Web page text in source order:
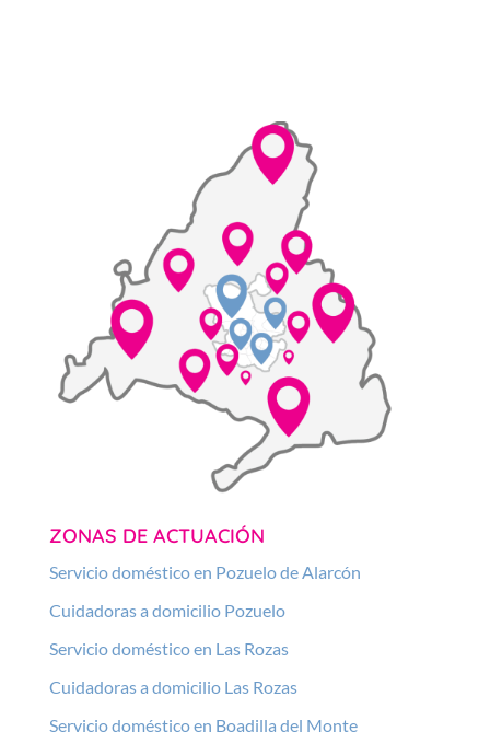
ZONAS DE ACTUACIÓN
Servicio doméstico en Pozuelo de Alarcón
Cuidadoras a domicilio Pozuelo
Servicio doméstico en Las Rozas
Cuidadoras a domicilio Las Rozas
Servicio doméstico en Boadilla del Monte